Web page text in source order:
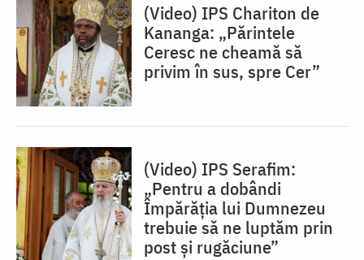
(Video) IPS Chariton de
Kananga: „Părintele
Ceresc ne cheamă să
privim în sus, spre Cer”
(Video) IPS Serafim:
„Pentru a dobândi
Împărăția lui Dumnezeu
trebuie să ne luptăm prin
post și rugăciune”